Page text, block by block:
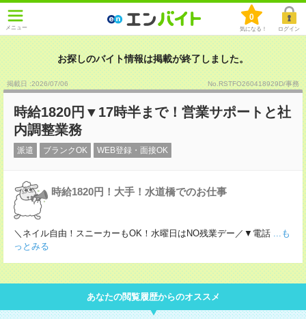
メニュー
0
気になる！ ログイン
お探しのバイト情報は掲載が終了しました。
掲載日 :2026/07/06 No.RSTFO260418929D/事務
時給1820円▼17時半まで！営業サポートと社
内調整業務
派遣 ブランクOK WEB登録・面接OK
時給1820円！大手！水道橋でのお仕事
＼ネイル自由！スニーカーもOK！水曜日はNO残業デー／▼電話 ...も
っとみる
あなたの閲覧履歴からのオススメ